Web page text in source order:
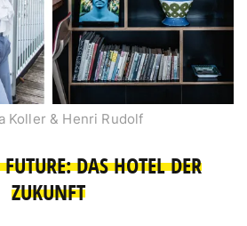
Koller & Henri Rudolf
DAS HOTEL DER
ZUKUNFT